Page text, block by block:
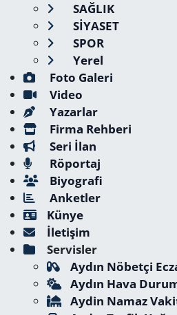
SAĞLIK
SİYASET
SPOR
Yerel
Foto Galeri
Video
Yazarlar
Firma Rehberi
Seri İlan
Röportaj
Biyografi
Anketler
Künye
İletişim
Servisler
Aydın Nöbetçi
Aydın Hava
Aydin Namaz